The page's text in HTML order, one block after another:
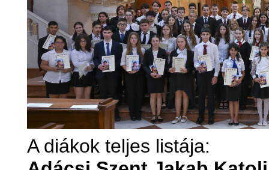
A diákok teljes listája: